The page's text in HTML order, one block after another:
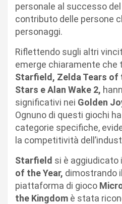
personale al successo
contributo delle persone
personaggi.
Riflettendo sugli altri
emerge chiaramente che
Starfield, Zelda Tears of
Stars e Alan Wake 2,
significativi nei Golden
Ognuno di questi giochi
categorie specifiche,
la competitività
Starfield si è aggiudicato
of the Year, dimostrando
piattaforma di gioco
the Kingdom è stata